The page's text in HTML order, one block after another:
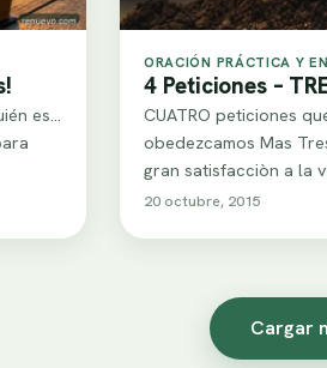
es…
ORACIÓN PRÁCTICA Y
4
CUATRO peticiones
obedezcamos Mas
gran satisfacciòn a la
20 octubre, 2015
Cargar